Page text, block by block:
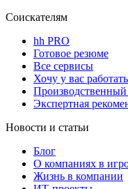
Соискателям
hh PRO
Готовое резюме
Все сервисы
Хочу у вас работать
Производственный
Экспертная
Новости и статьи
Блог
О компаниях в
Жизнь в компании